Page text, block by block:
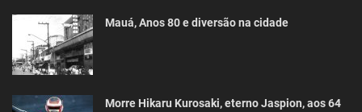
Mauá, Anos 80 e diversão na cidade
Morre Hikaru Kurosaki, eterno Jaspion, aos 64